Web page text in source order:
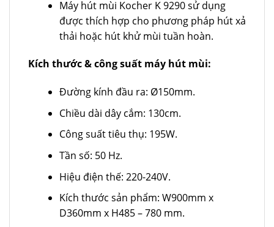
Máy hút mùi Kocher K 9290 sử dụng
được thích hợp cho phương pháp hút xả
thải hoặc hút khử mùi tuần hoàn.
Kích thước & công suất máy hút mùi:
Đường kính đầu ra: Ø150mm.
Chiều dài dây cắm: 130cm.
Công suất tiêu thụ: 195W.
Tần số: 50 Hz.
Hiệu điện thế: 220-240V.
Kích thước sản phẩm: W900mm x
D360mm x H485 – 780 mm.